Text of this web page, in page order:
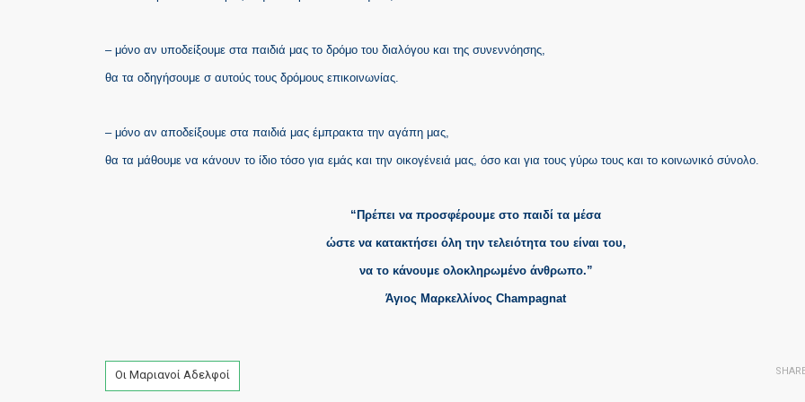
– μόνο αν υποδείξουμε στα παιδιά μας το δρόμο του διαλόγου και της συνεννόησης,
θα τα οδηγήσουμε σ αυτούς τους δρόμους επικοινωνίας.
– μόνο αν αποδείξουμε στα παιδιά μας έμπρακτα την αγάπη μας,
θα τα μάθουμε να κάνουν το ίδιο τόσο για εμάς και την οικογένειά μας, όσο και για τους γύρω τους και το κοινωνικό σύνολο.
“Πρέπει να προσφέρουμε στο παιδί τα μέσα
ώστε να κατακτήσει όλη την τελειότητα του είναι του,
να το κάνουμε ολοκληρωμένο άνθρωπο.”
Άγιος Μαρκελλίνος Champagnat
Tags
Οι Μαριανοί Αδελφοί